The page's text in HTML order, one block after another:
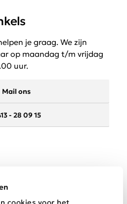
cookies voor het
je graag. We zijn
op maandag t/m vrijdag
uur.
Mail ons
- 28 09 15